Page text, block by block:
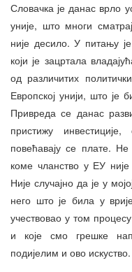
Словачка је данас врло
уније, што многи
није десило. У питању
који је зацртала
од различитих
Европској унији, што је
Привреда се данас
пристижу
повећавају се плате.
коме чланство у ЕУ
Није случајно да је у
него што је била у
учествовао у том
и које смо грешке
подијелим и ово искуство.